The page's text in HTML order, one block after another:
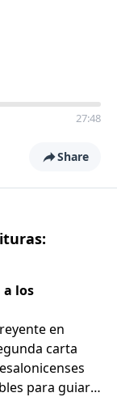
27:48
Share
a los
en
carta
para guiar a